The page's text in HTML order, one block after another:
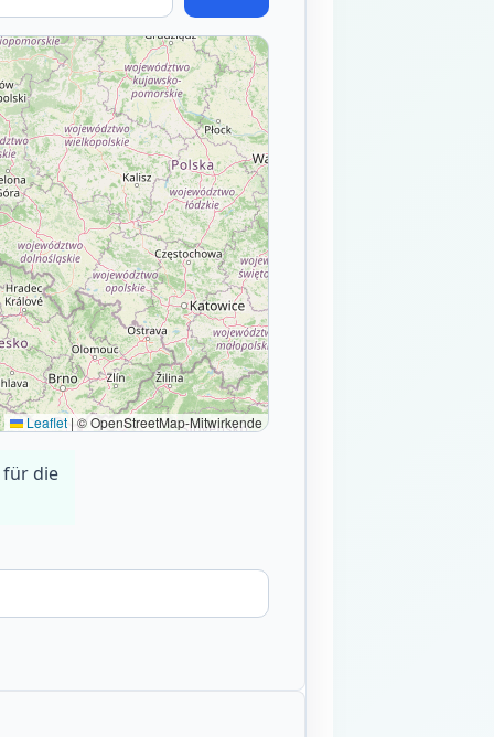
Leaflet | © OpenStreetMap-Mitwirkende
für die